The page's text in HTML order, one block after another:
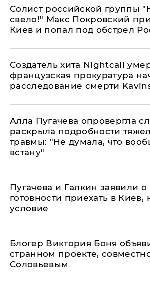
Солист российской группы
свело!" Макс Покровский
Киев и попал под обстрел
Создатель хита Nightcall
французская прокуратура
расследование смерти
Алла Пугачева опровергла
раскрыла подробности
травмы: "Не думала, что
встану"
Пугачева и Галкин заявили о
готовности приехать в Киев,
условие
Блогер Виктория Боня
странном проекте,
Соловьевым